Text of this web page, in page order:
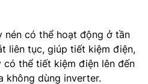
nén có thể hoạt động ở tần
liên tục, giúp tiết kiệm điện,
có thể tiết kiệm điện lên đến
không dùng inverter.